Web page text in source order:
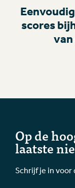
scores
Op de
laatste
Schrijf je in